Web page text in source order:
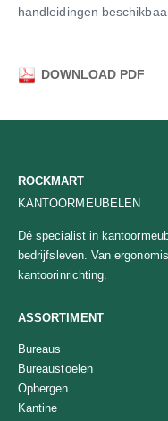
handleidingen
DOWNLOAD PDF
ROCKMART
KANTOORMEUBELEN
Dé specialist in
bedrijfsleven. Van
kantoorinrichting.
ASSORTIMENT
Bureaus
Bureaustoelen
Opbergen
Kantine